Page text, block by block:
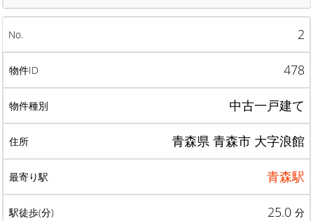
2
478
中古一戸建て
青森県 青森市 大字浪館
青森駅
25.0 分